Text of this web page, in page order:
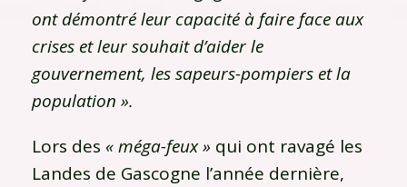
ont démontré leur capacité à faire face aux
crises et leur souhait d’aider le
gouvernement, les sapeurs-pompiers et la
population ».
Lors des « méga-feux » qui ont ravagé les
Landes de Gascogne l’année dernière,